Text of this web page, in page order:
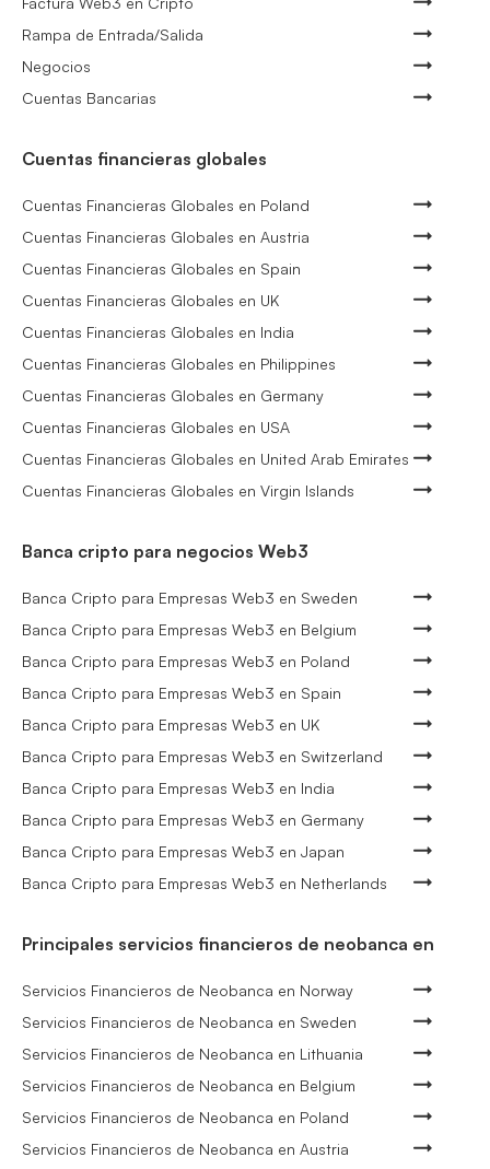
Rampa de Entrada/Salida
Negocios
Cuentas Bancarias
Cuentas financieras globales
Cuentas Financieras Globales en Poland
Cuentas Financieras Globales en Austria
Cuentas Financieras Globales en Spain
Cuentas Financieras Globales en UK
Cuentas Financieras Globales en India
Cuentas Financieras Globales en Philippines
Cuentas Financieras Globales en Germany
Cuentas Financieras Globales en USA
Cuentas Financieras Globales en United Arab Emirates
Cuentas Financieras Globales en Virgin Islands
Banca cripto para negocios Web3
Banca Cripto para Empresas Web3 en Sweden
Banca Cripto para Empresas Web3 en Belgium
Banca Cripto para Empresas Web3 en Poland
Banca Cripto para Empresas Web3 en Spain
Banca Cripto para Empresas Web3 en UK
Banca Cripto para Empresas Web3 en Switzerland
Banca Cripto para Empresas Web3 en India
Banca Cripto para Empresas Web3 en Germany
Banca Cripto para Empresas Web3 en Japan
Banca Cripto para Empresas Web3 en Netherlands
Principales servicios financieros de neobanca en
Servicios Financieros de Neobanca en Norway
Servicios Financieros de Neobanca en Sweden
Servicios Financieros de Neobanca en Lithuania
Servicios Financieros de Neobanca en Belgium
Servicios Financieros de Neobanca en Poland
Servicios Financieros de Neobanca en Austria